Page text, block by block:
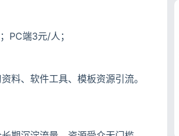
PC端3元/人；
料、软件工具、模板资源引流。